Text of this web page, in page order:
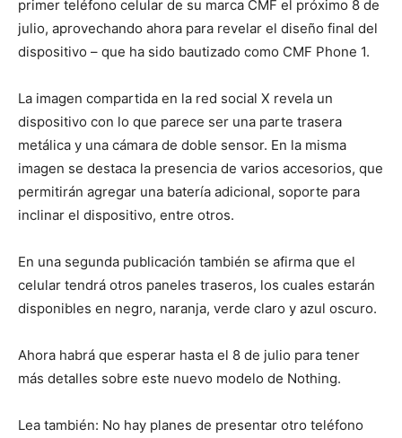
primer teléfono celular de su marca CMF el próximo 8 de
julio, aprovechando ahora para revelar el diseño final del
dispositivo – que ha sido bautizado como CMF Phone 1.
La imagen compartida en la red social X revela un
dispositivo con lo que parece ser una parte trasera
metálica y una cámara de doble sensor. En la misma
imagen se destaca la presencia de varios accesorios, que
permitirán agregar una batería adicional, soporte para
inclinar el dispositivo, entre otros.
En una segunda publicación también se afirma que el
celular tendrá otros paneles traseros, los cuales estarán
disponibles en negro, naranja, verde claro y azul oscuro.
Ahora habrá que esperar hasta el 8 de julio para tener
más detalles sobre este nuevo modelo de Nothing.
Lea también: No hay planes de presentar otro teléfono